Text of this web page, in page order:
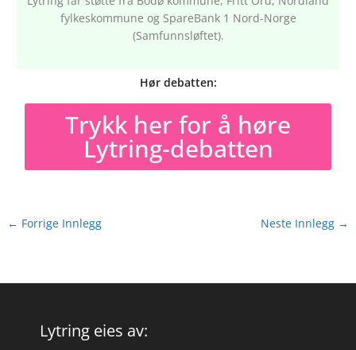
fylkeskommune og SpareBank 1 Nord-Norge
(Samfunnsløftet).
Hør debatten:
Trykk her for å høre
Lytring-debatten
← Forrige Innlegg Neste Innlegg →
Lytring eies av: